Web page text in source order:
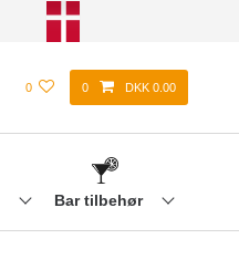
0 0 DKK 0.00
Bar tilbehør